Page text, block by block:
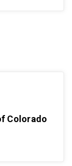
Colorado